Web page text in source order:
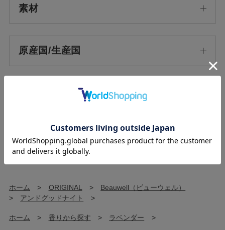
素材
原産国/生産国
使用上の注意
ホーム > ORIGINAL >
Beauwell（ビューウェル）
>
アンドグッドナイト >
ホーム > 香りから探す > ラベンダー >